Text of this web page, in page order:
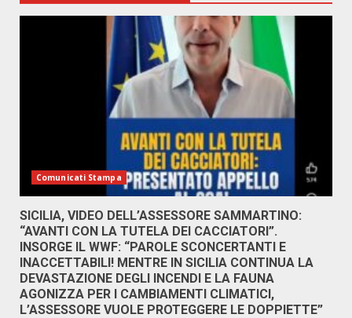
Comunicati Stampa
SICILIA, VIDEO DELL’ASSESSORE SAMMARTINO:
“AVANTI CON LA TUTELA DEI CACCIATORI”.
INSORGE IL WWF: “PAROLE SCONCERTANTI E
INACCETTABILI! MENTRE IN SICILIA CONTINUA LA
DEVASTAZIONE DEGLI INCENDI E LA FAUNA
AGONIZZA PER I CAMBIAMENTI CLIMATICI,
L’ASSESSORE VUOLE PROTEGGERE LE DOPPIETTE”